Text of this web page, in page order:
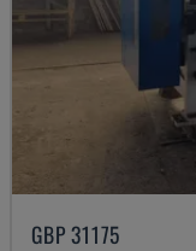
GBP 31175